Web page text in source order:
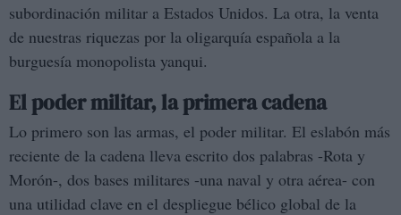
subordinación militar a Estados Unidos. La otra, la venta
de nuestras riquezas por la oligarquía española a la
burguesía monopolista yanqui.
El poder militar, la primera cadena
Lo primero son las armas, el poder militar. El eslabón más
reciente de la cadena lleva escrito dos palabras -Rota y
Morón-, dos bases militares -una naval y otra aérea- con
una utilidad clave en el despliegue bélico global de la